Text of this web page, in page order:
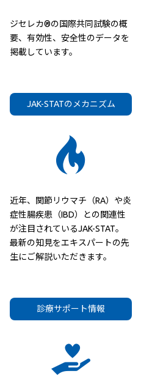
ジセレカ®の国際共同試験の概
要、有効性、安全性のデータを
掲載しています。
JAK-STATのメカニズム
近年、関節リウマチ（RA）や炎
症性腸疾患（IBD）との関連性
が注目されているJAK-STAT。
最新の知見をエキスパートの先
生にご解説いただきます。
診療サポート情報